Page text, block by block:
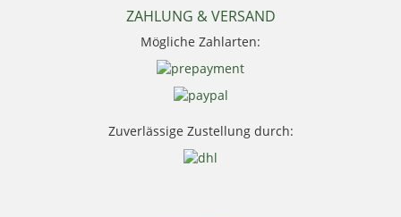
NRA Fud
Sauer
Seeland
Skogen
Stanley
Thermo Function
Weisskirchen Locker
ZAHLUNG & VERSAND
Mögliche Zahlarten:
Zuverlässige Zustellung durch: